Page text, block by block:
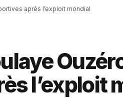
après l’exploit mondial
l’exploit